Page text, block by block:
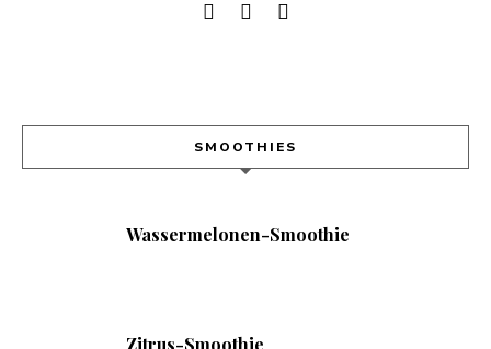
SMOOTHIES
Wassermelonen-Smoothie
Zitrus-Smoothie